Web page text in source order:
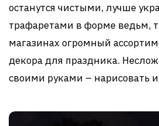
останутся чистыми, лучше
трафаретами в форме ведьм,
магазинах огромный
декора для праздника.
своими руками – нарисовать